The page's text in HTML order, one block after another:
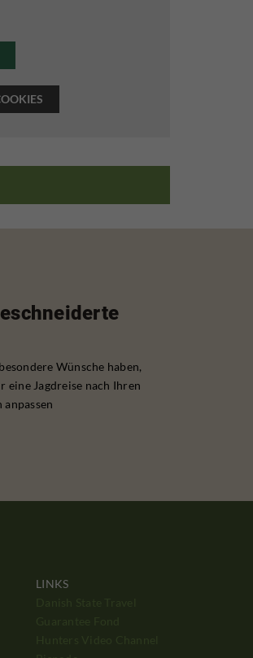
Wünsche haben,
eine Jagdreise nach Ihren
anpassen
LINKS